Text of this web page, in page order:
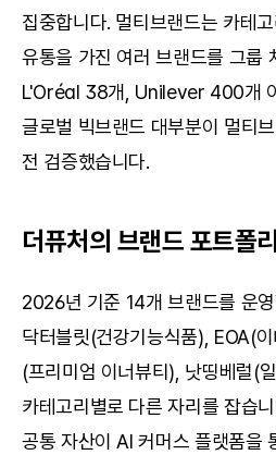
집중합니다. 멀티브랜드는 카테고
유통을 가진 여러 브랜드를 그룹
L'Oréal 38개, Unilever 400개
글로벌 빅브랜드 대부분이 멀티
전 검증했습니다.
더퓨처의 브랜드 포트폴
2026년 기준 14개 브랜드를 운
닥터블릿(건강기능식품), EOA(
(프리미엄 이너뷰티), 낫띵베럴(
카테고리별로 다른 자리를 잡습
공통 자산이 AI 커머스 플랫폼을